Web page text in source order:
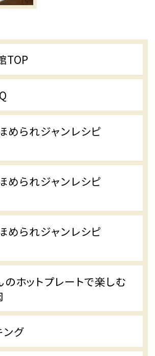
TOP
られジャンレシピ
られジャンレシピ
られジャンレシピ
ホットプレートで楽しむ
ング